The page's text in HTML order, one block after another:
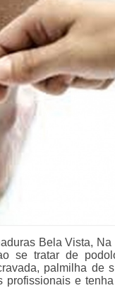
Bela Vista,
se tratar de
palmilha de
profissionais e